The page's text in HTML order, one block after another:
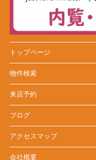
トップページ
物件検索
来店予約
ブログ
アクセスマップ
会社概要